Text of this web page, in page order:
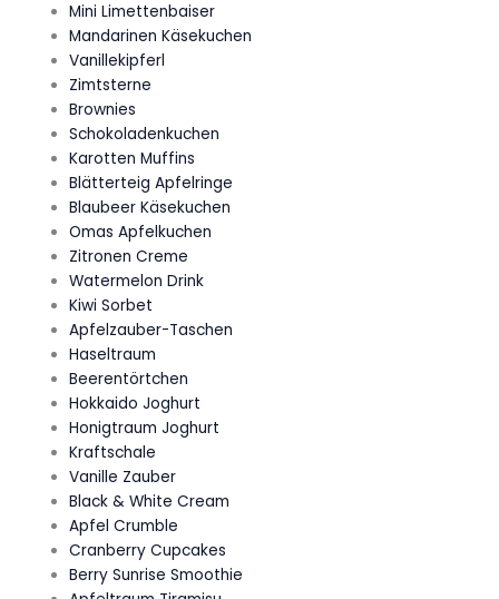
Mini Limettenbaiser
Mandarinen Käsekuchen
Vanillekipferl
Zimtsterne
Brownies
Schokoladenkuchen
Karotten Muffins
Blätterteig Apfelringe
Blaubeer Käsekuchen
Omas Apfelkuchen
Zitronen Creme
Watermelon Drink
Kiwi Sorbet
Apfelzauber-Taschen
Haseltraum
Beerentörtchen
Hokkaido Joghurt
Honigtraum Joghurt
Kraftschale
Vanille Zauber
Black & White Cream
Apfel Crumble
Cranberry Cupcakes
Berry Sunrise Smoothie